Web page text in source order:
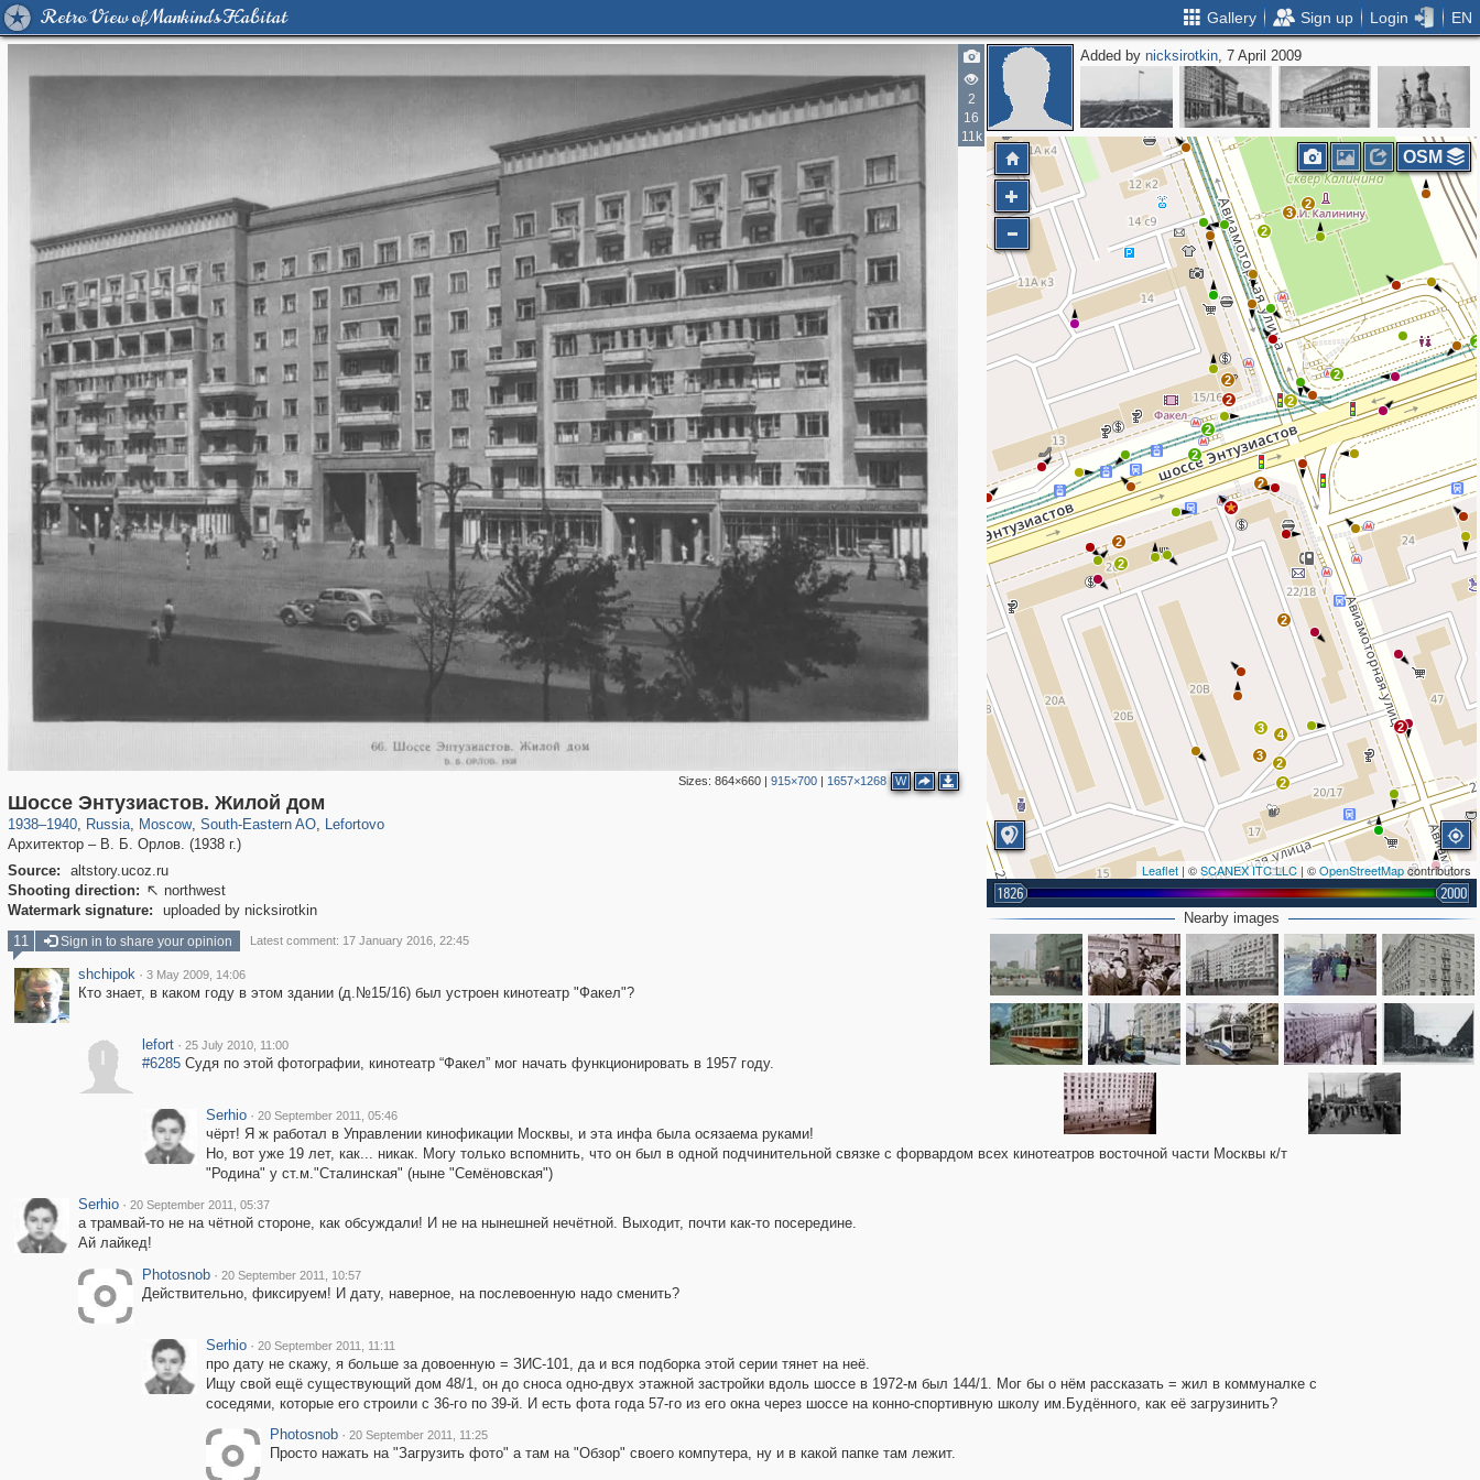
Retro View of Mankind's Habitat Gallery Sign up Login EN
2
16
11k
Sizes: 864×660| 915×700| 1657×1268 W
Шоссе Энтузиастов. Жилой дом
1938–1940, Russia
1,406,900 29,248
, Moscow
319,861 8,286
, South-Eastern AO
11,379 197
, Lefortovo
2,931
Архитектор – В. Б. Орлов. (1938 г.)
Source:
altstory.ucoz.ru
Shooting direction:  northwest
Watermark signature:
uploaded by nicksirotkin
Added bynicksirotkin, 7 April 2009
2
2
2
2
2
2
2
2
2
2
2
3
3 4
2 2
2
2
2
3
2
2
Leaflet | ©SCANEX ITC LLC | ©OpenStreetMapcontributors
1826 2000
OSM
Nearby images
11
Sign in to share your opinion Latest comment: 17 January 2016, 22:45
shchipok · 3 May 2009, 14:06
Кто знает, в каком году в этом здании (д.№15/16) был устроен кинотеатр "Факел"?
lefort · 25 July 2010, 11:00
#6285Судя по этой фотографии, кинотеатр “Факел” мог начать функционировать в 1957 году.
Serhio · 20 September 2011, 05:46
чёрт! Я ж работал в Управлении кинофикации Москвы, и эта инфа была осязаема руками!
Но, вот уже 19 лет, как... никак. Могу только вспомнить, что он был в одной подчинительной связке с форвардом всех кинотеатров восточной части Москвы к/т
"Родина" у ст.м."Сталинская" (ныне "Семёновская")
Serhio · 20 September 2011, 05:37
а трамвай-то не на чётной стороне, как обсуждали! И не на нынешней нечётной. Выходит, почти как-то посередине.
Ай лайкед!
Photosnob · 20 September 2011, 10:57
Действительно, фиксируем! И дату, наверное, на послевоенную надо сменить?
Serhio · 20 September 2011, 11:11
про дату не скажу, я больше за довоенную = ЗИС-101, да и вся подборка этой серии тянет на неё.
Ищу свой ещё существующий дом 48/1, он до сноса одно-двух этажной застройки вдоль шоссе в 1972-м был 144/1. Мог бы о нём рассказать = жил в коммуналке с
соседями, которые его строили с 36-го по 39-й. И есть фота года 57-го из его окна через шоссе на конно-спортивную школу им.Будённого, как её загрузинить?
Photosnob · 20 September 2011, 11:25
Просто нажать на "Загрузить фото" а там на "Обзор" своего компутера, ну и в какой папке там лежит.